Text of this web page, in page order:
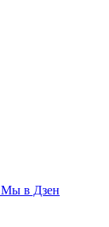
Мы в Дзен